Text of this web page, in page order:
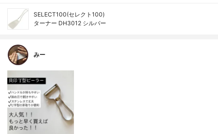
SELECT100(セレクト100)
ターナー DH3012 シルバー
みー